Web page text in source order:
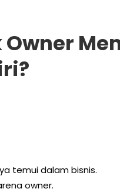
Owner
temui dalam bisnis.
owner.